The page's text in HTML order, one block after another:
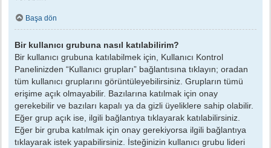
Başa dön
Bir kullanıcı grubuna nasıl katılabilirim?
Bir kullanıcı grubuna katılabilmek için, Kullanıcı Kontrol
Panelinizden “Kullanıcı grupları” bağlantısına tıklayın; oradan
tüm kullanıcı gruplarını görüntüleyebilirsiniz. Grupların tümü
erişime açık olmayabilir. Bazılarına katılmak için onay
gerekebilir ve bazıları kapalı ya da gizli üyeliklere sahip olabilir.
Eğer grup açık ise, ilgili bağlantıya tıklayarak katılabilirsiniz.
Eğer bir gruba katılmak için onay gerekiyorsa ilgili bağlantıya
tıklayarak istek yapabilirsiniz. İsteğinizin kullanıcı grubu lideri